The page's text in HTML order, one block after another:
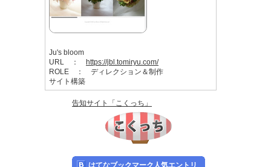
Ju's bloom
URL ： https://jbl.tomiryu.com/
ROLE ： ディレクション＆制作
サイト構築
告知サイト「こくっち」